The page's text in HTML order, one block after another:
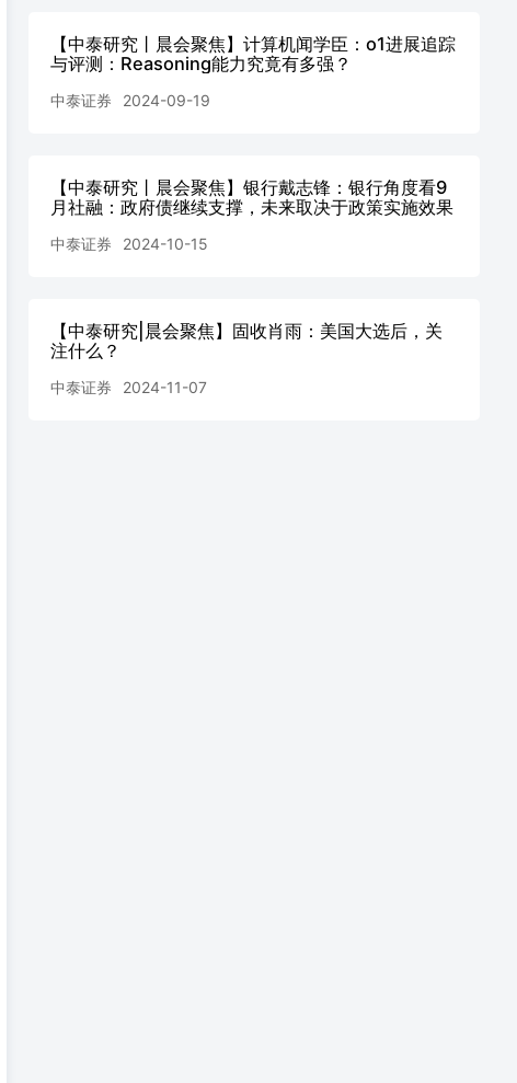
【中泰研究丨晨会聚焦】计算机闻学臣：o1进展追踪
与评测：Reasoning能力究竟有多强？
中泰证券 2024-09-19
【中泰研究丨晨会聚焦】银行戴志锋：银行角度看9
月社融：政府债继续支撑，未来取决于政策实施效果
中泰证券 2024-10-15
【中泰研究|晨会聚焦】固收肖雨：美国大选后，关
注什么？
中泰证券 2024-11-07